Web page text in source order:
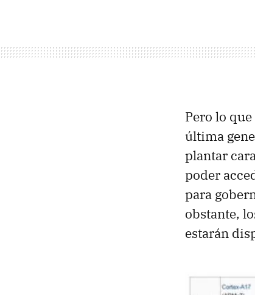
Pero lo
última
plantar
poder
para
obstante,
estarán